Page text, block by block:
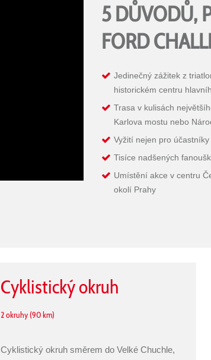
5 DŮVODŮ,
FORD
Jedinečný zážitek z
historickém centru
Trasa v kulisách
Karlova mostu nebo
Vyžití nejen pro
Tisíce nadšených
Umístění akce v centru
okolí Prahy
Cyklistický okruh
2 okruhy (90 km)
Cyklistický okruh směrem do Velké Chuchle,